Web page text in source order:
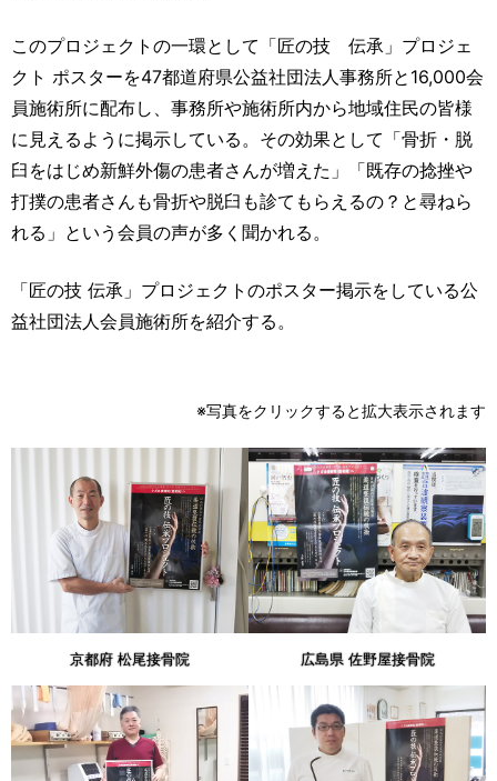
このプロジェクトの一環として「匠の技 伝承」プロジェ
クト ポスターを47都道府県公益社団法人事務所と16,000会
員施術所に配布し、事務所や施術所内から地域住民の皆様
に見えるように掲示している。その効果として「骨折・脱
臼をはじめ新鮮外傷の患者さんが増えた」「既存の捻挫や
打撲の患者さんも骨折や脱臼も診てもらえるの？と尋ねら
れる」という会員の声が多く聞かれる。
「匠の技 伝承」プロジェクトのポスター掲示をしている公
益社団法人会員施術所を紹介する。
※写真をクリックすると拡大表示されます
京都府 松尾接骨院 広島県 佐野屋接骨院